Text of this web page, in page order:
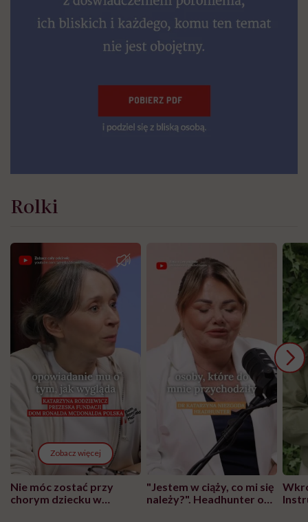
Rolki
Zobacz więcej
Nie móc zostać przy
chorym dziecku w
"Jestem w ciąży, co mi się
należy?". Headhunter o